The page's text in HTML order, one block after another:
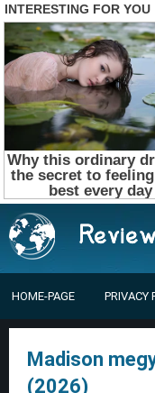
HOME-PAGE PRIVACY
Madison
(2026)